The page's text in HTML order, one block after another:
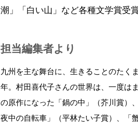
潮」「白い山」など各種文学賞受
担当編集者より
九州を主な舞台に、生きることのたく
年。村田喜代子さんの世界は、一度は
の原作になった「鍋の中」（芥川賞）
夜中の自転車」（平林たい子賞）、「